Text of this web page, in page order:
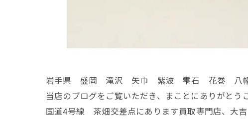
岩手県 盛岡 滝沢 矢巾 紫波 雫石 花巻 八
当店のブログをご覧いただき、まことにありがとう
国道4号線 茶畑交差点にあります買取専門店、大